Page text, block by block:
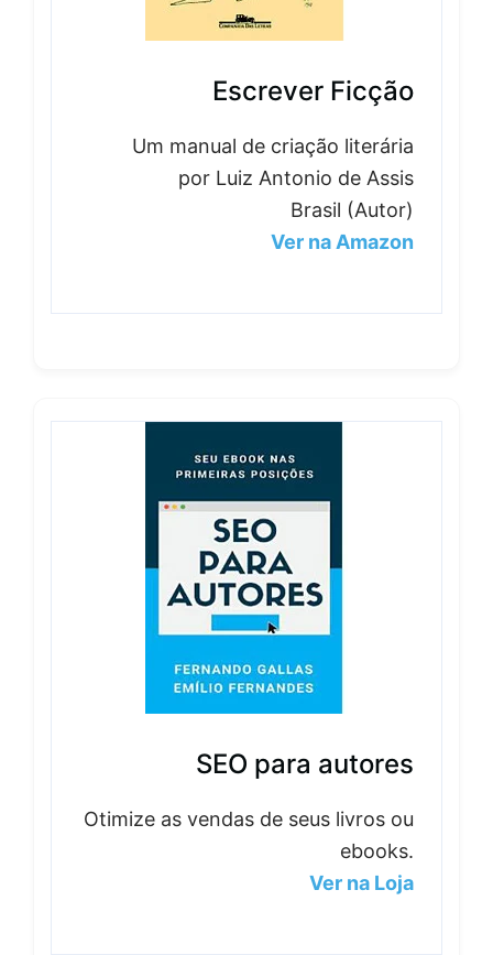
Escrever Ficção
Um manual de criação literária
por Luiz Antonio de Assis
Brasil (Autor)
Ver na Amazon
SEO para autores
Otimize as vendas de seus livros ou
ebooks.
Ver na Loja